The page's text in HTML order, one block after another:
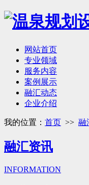
网站首页
专业领域
服务内容
案例展示
融汇动态
企业介绍
我的位置： 首页 >> 融
融汇资讯
INFORMATION